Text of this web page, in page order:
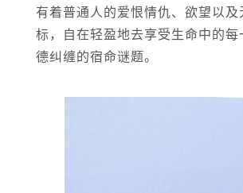
有着普通人的爱恨情仇、欲望以
标，自在轻盈地去享受生命中的
德纠缠的宿命谜题。